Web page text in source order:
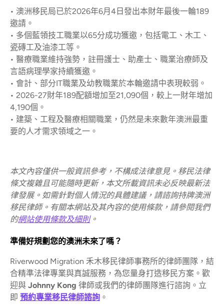
• 澳洲移民局已於2026年6月4日發出本財年最後一輪189
邀請。
• 多個藍領技工職業以65分成功獲邀，包括電工、木工、
瓷磚工及油漆工等。
• 醫療職業維持強勢，註冊護士、助產士、職業治療師及
言語病理學家持續獲邀。
• 會計、部分IT職業及幼教職業於本輪邀請中表現較弱。
• 2026-27財年189配額增加至21,090個，較上一財年增加
4,190個。
• 建築、工程及醫療相關職業，仍然是未來數年澳洲最重
要的人才需求領域之一。
本文內容僅供一般資訊參考，不構成法律意見。移民法律
條文複雜且可能隨時更新，本文所載資訊未必反映最新法
律發展。如需針對個人情況的具體建議，請諮詢持牌澳洲
移民律師。有關本網站及其內容的使用條款，請參閱我們
的網站使用條款及細則。
準備好規劃您的澳洲未來了嗎？
Riverwood Migration 禾木移民律師事務所的律師團隊，結
合精準法律專業與真誠服務，為您量身打造移民方案。歡
迎與 Johnny Kong 律師或我們的律師團隊進行諮詢。立
即 預約專業移民律師諮詢 。